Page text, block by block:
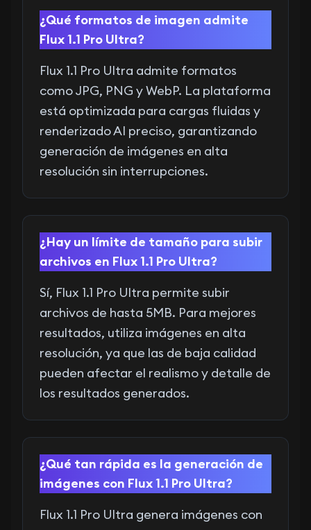
¿Qué formatos de imagen admite
Flux 1.1 Pro Ultra?
Flux 1.1 Pro Ultra admite formatos
como JPG, PNG y WebP. La plataforma
está optimizada para cargas fluidas y
renderizado AI preciso, garantizando
generación de imágenes en alta
resolución sin interrupciones.
¿Hay un límite de tamaño para subir
archivos en Flux 1.1 Pro Ultra?
Sí, Flux 1.1 Pro Ultra permite subir
archivos de hasta 5MB. Para mejores
resultados, utiliza imágenes en alta
resolución, ya que las de baja calidad
pueden afectar el realismo y detalle de
los resultados generados.
¿Qué tan rápida es la generación de
imágenes con Flux 1.1 Pro Ultra?
Flux 1.1 Pro Ultra genera imágenes con